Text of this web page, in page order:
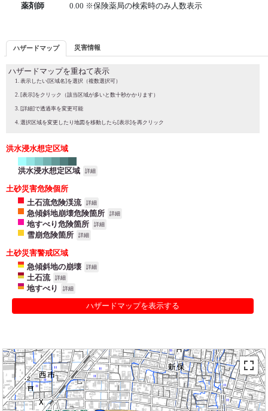
薬剤師 0.00 ※保険薬局の検索時のみ人数表示
ハザードマップ 災害情報
ハザードマップを重ねて表示
表示したい[区域名]を選択（複数選択可）
[表示]をクリック（該当区域が多いと数十秒かかります）
[詳細]で透過率を変更可能
選択区域を変更したり地図を移動したら[表示]を再クリック
洪水浸水想定区域
洪水浸水想定区域 詳細
土砂災害危険個所
土石流危険渓流
詳細
急傾斜地崩壊危険箇所 詳細
地すべり危険箇所 詳細
雪崩危険箇所 詳細
土砂災害警戒区域
急傾斜地の崩壊
詳細
土石流 詳細
地すべり 詳細
ハザードマップを表示する